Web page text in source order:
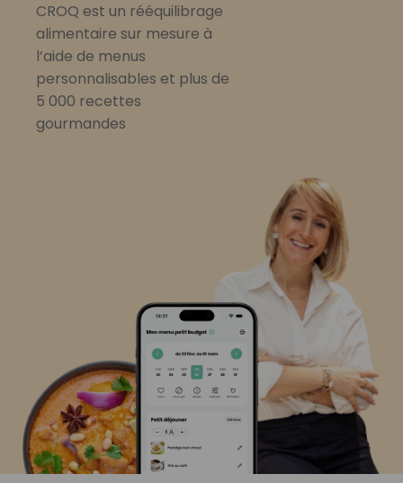
CROQ est un rééquilibrage
alimentaire sur mesure à
l’aide de menus
personnalisables et plus de
5 000 recettes
gourmandes